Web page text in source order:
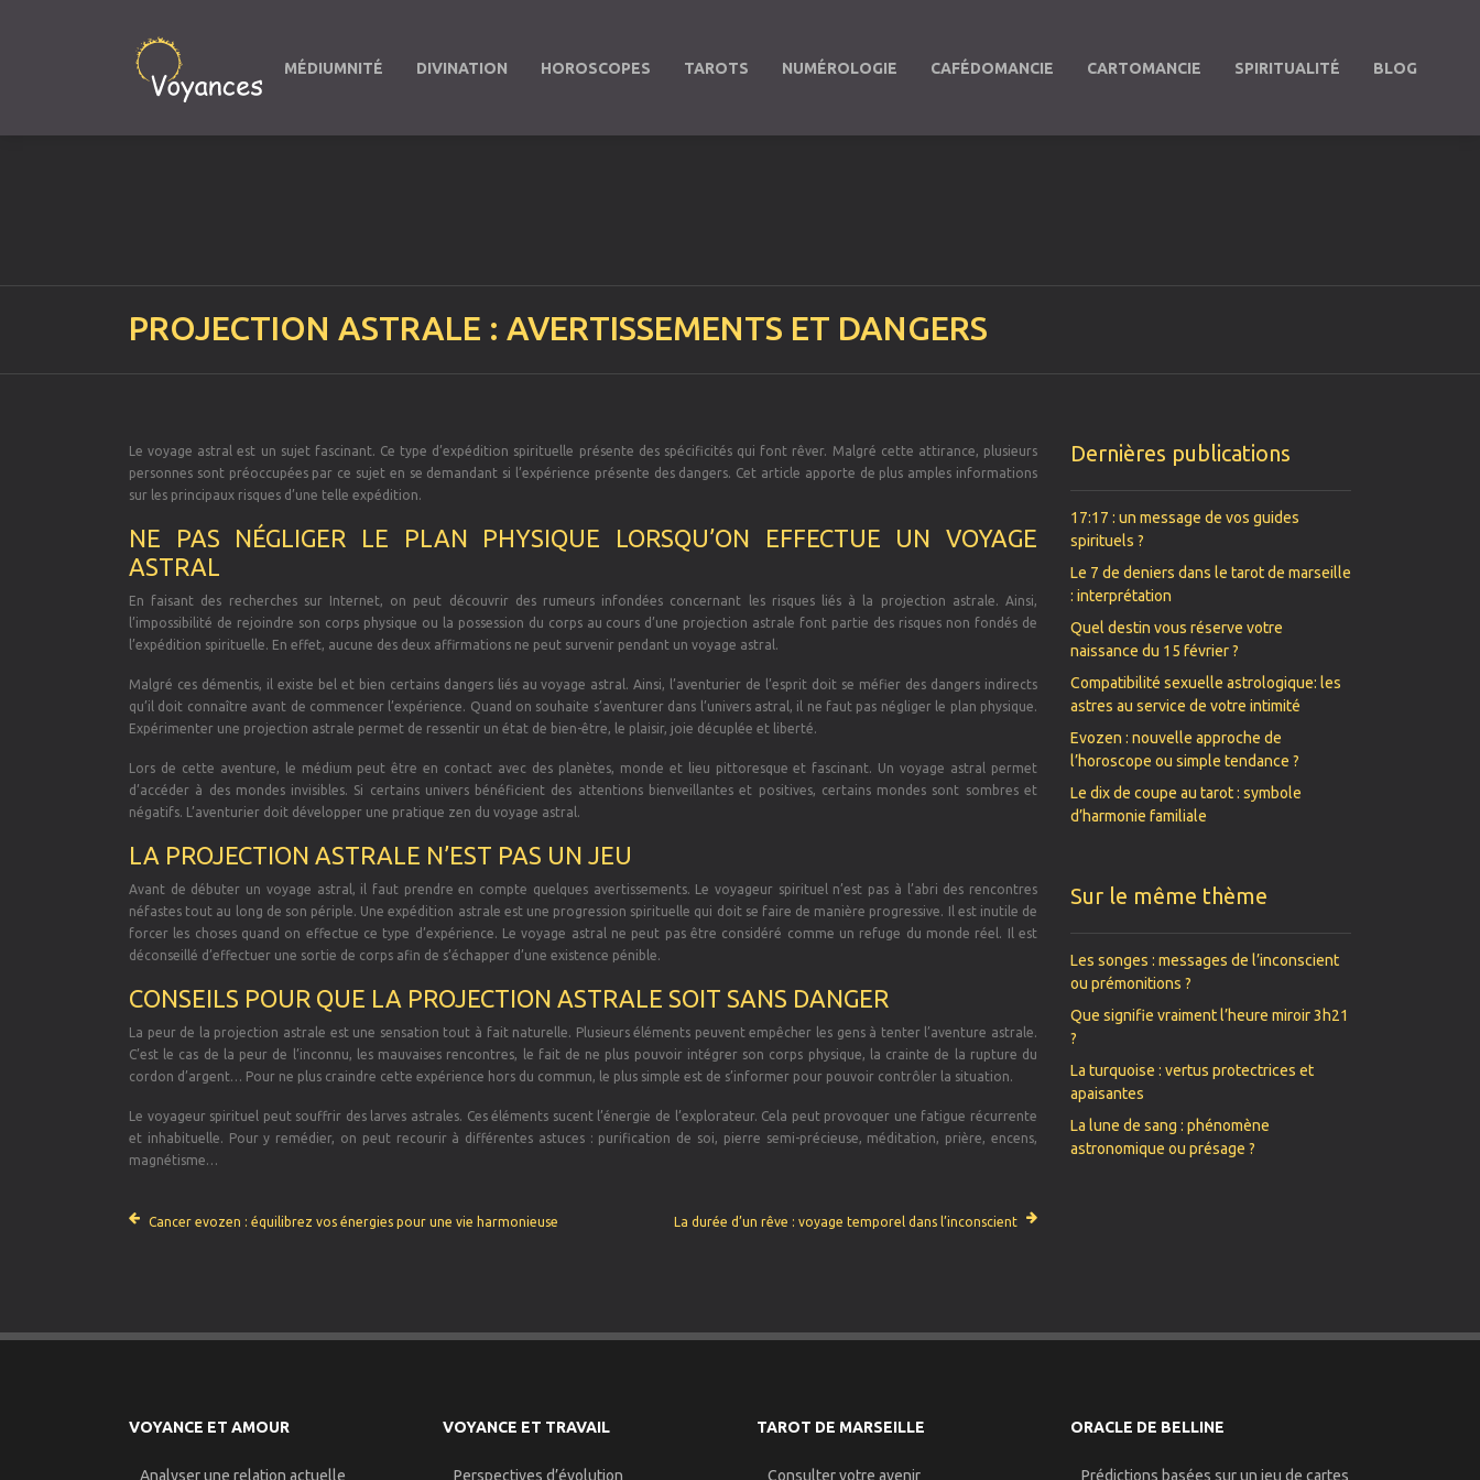
MÉDIUMNITÉ DIVINATION HOROSCOPES TAROTS NUMÉROLOGIE CAFÉDOMANCIE CARTOMANCIE SPIRITUALITÉ BLOG
PROJECTION ASTRALE : AVERTISSEMENTS ET DANGERS
Le voyage astral est un sujet fascinant. Ce type d’expédition spirituelle présente des spécificités qui font rêver. Malgré cette attirance, plusieurs
personnes sont préoccupées par ce sujet en se demandant si l’expérience présente des dangers. Cet article apporte de plus amples informations
sur les principaux risques d’une telle expédition.
NE PAS NÉGLIGER LE PLAN PHYSIQUE LORSQU’ON EFFECTUE UN VOYAGE
ASTRAL
En faisant des recherches sur Internet, on peut découvrir des rumeurs infondées concernant les risques liés à la projection astrale. Ainsi,
l’impossibilité de rejoindre son corps physique ou la possession du corps au cours d’une projection astrale font partie des risques non fondés de
l’expédition spirituelle. En effet, aucune des deux affirmations ne peut survenir pendant un voyage astral.
Malgré ces démentis, il existe bel et bien certains dangers liés au voyage astral. Ainsi, l’aventurier de l’esprit doit se méfier des dangers indirects
qu’il doit connaître avant de commencer l’expérience. Quand on souhaite s’aventurer dans l’univers astral, il ne faut pas négliger le plan physique.
Expérimenter une projection astrale permet de ressentir un état de bien-être, le plaisir, joie décuplée et liberté.
Lors de cette aventure, le médium peut être en contact avec des planètes, monde et lieu pittoresque et fascinant. Un voyage astral permet
d’accéder à des mondes invisibles. Si certains univers bénéficient des attentions bienveillantes et positives, certains mondes sont sombres et
négatifs. L’aventurier doit développer une pratique zen du voyage astral.
LA PROJECTION ASTRALE N’EST PAS UN JEU
Avant de débuter un voyage astral, il faut prendre en compte quelques avertissements. Le voyageur spirituel n’est pas à l’abri des rencontres
néfastes tout au long de son périple. Une expédition astrale est une progression spirituelle qui doit se faire de manière progressive. Il est inutile de
forcer les choses quand on effectue ce type d’expérience. Le voyage astral ne peut pas être considéré comme un refuge du monde réel. Il est
déconseillé d’effectuer une sortie de corps afin de s’échapper d’une existence pénible.
CONSEILS POUR QUE LA PROJECTION ASTRALE SOIT SANS DANGER
La peur de la projection astrale est une sensation tout à fait naturelle. Plusieurs éléments peuvent empêcher les gens à tenter l’aventure astrale.
C’est le cas de la peur de l’inconnu, les mauvaises rencontres, le fait de ne plus pouvoir intégrer son corps physique, la crainte de la rupture du
cordon d’argent… Pour ne plus craindre cette expérience hors du commun, le plus simple est de s’informer pour pouvoir contrôler la situation.
Le voyageur spirituel peut souffrir des larves astrales. Ces éléments sucent l’énergie de l’explorateur. Cela peut provoquer une fatigue récurrente
et inhabituelle. Pour y remédier, on peut recourir à différentes astuces : purification de soi, pierre semi-précieuse, méditation, prière, encens,
magnétisme…
Cancer evozen : équilibrez vos énergies pour une vie harmonieuse La durée d’un rêve : voyage temporel dans l’inconscient
Dernières publications
17:17 : un message de vos guides
spirituels ?
Le 7 de deniers dans le tarot de marseille
: interprétation
Quel destin vous réserve votre
naissance du 15 février ?
Compatibilité sexuelle astrologique: les
astres au service de votre intimité
Evozen : nouvelle approche de
l’horoscope ou simple tendance ?
Le dix de coupe au tarot : symbole
d’harmonie familiale
Sur le même thème
Les songes : messages de l’inconscient
ou prémonitions ?
Que signifie vraiment l’heure miroir 3h21
?
La turquoise : vertus protectrices et
apaisantes
La lune de sang : phénomène
astronomique ou présage ?
VOYANCE ET AMOUR
Analyser une relation actuelle
VOYANCE ET TRAVAIL
Perspectives d’évolution
TAROT DE MARSEILLE
Consulter votre avenir
ORACLE DE BELLINE
Prédictions basées sur un jeu de cartes